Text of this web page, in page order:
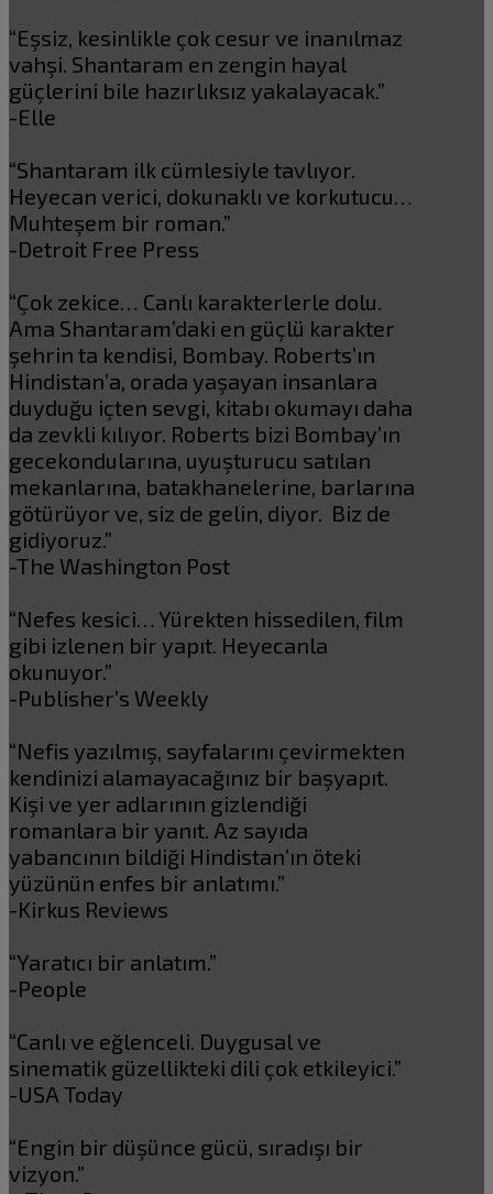
“Eşsiz, kesinlikle çok cesur ve inanılmaz
vahşi. Shantaram en zengin hayal
güçlerini bile hazırlıksız yakalayacak.”
-Elle
“Shantaram ilk cümlesiyle tavlıyor.
Heyecan verici, dokunaklı ve korkutucu…
Muhteşem bir roman.”
-Detroit Free Press
“Çok zekice… Canlı karakterlerle dolu.
Ama Shantaram’daki en güçlü karakter
şehrin ta kendisi, Bombay. Roberts’ın
Hindistan’a, orada yaşayan insanlara
duyduğu içten sevgi, kitabı okumayı daha
da zevkli kılıyor. Roberts bizi Bombay’ın
gecekondularına, uyuşturucu satılan
mekanlarına, batakhanelerine, barlarına
götürüyor ve, siz de gelin, diyor. Biz de
gidiyoruz.”
-The Washington Post
“Nefes kesici… Yürekten hissedilen, film
gibi izlenen bir yapıt. Heyecanla
okunuyor.”
-Publisher’s Weekly
“Nefis yazılmış, sayfalarını çevirmekten
kendinizi alamayacağınız bir başyapıt.
Kişi ve yer adlarının gizlendiği
romanlara bir yanıt. Az sayıda
yabancının bildiği Hindistan’ın öteki
yüzünün enfes bir anlatımı.”
-Kirkus Reviews
“Yaratıcı bir anlatım.”
-People
“Canlı ve eğlenceli. Duygusal ve
sinematik güzellikteki dili çok etkileyici.”
-USA Today
“Engin bir düşünce gücü, sıradışı bir
vizyon.”